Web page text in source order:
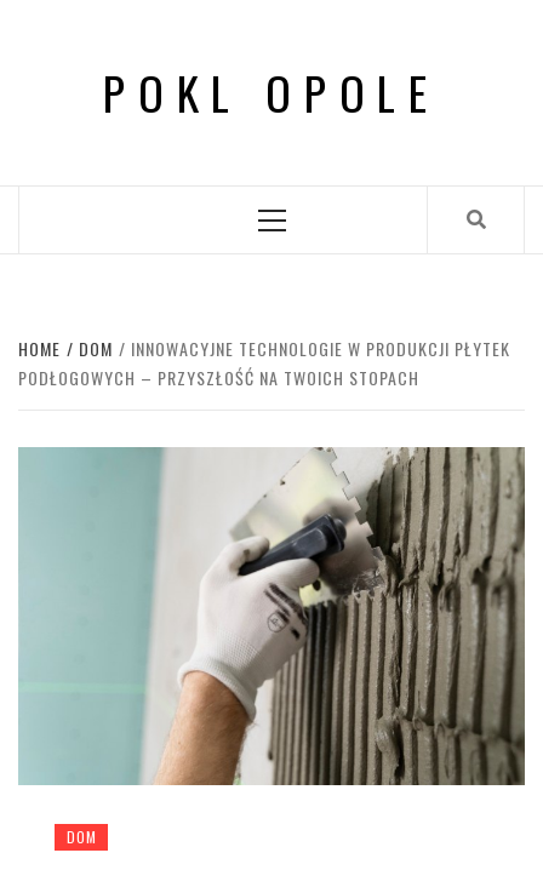
POKL OPOLE
Menu
HOME DOM
INNOWACYJNE TECHNOLOGIE W PRODUKCJI PŁYTEK
PODŁOGOWYCH – PRZYSZŁOŚĆ NA TWOICH STOPACH
DOM